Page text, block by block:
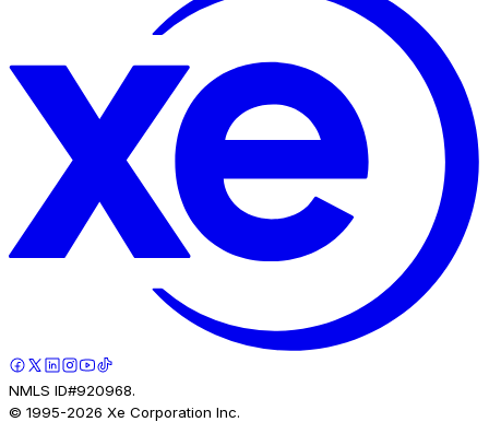
NMLS ID#920968.
© 1995-2026 Xe Corporation Inc.